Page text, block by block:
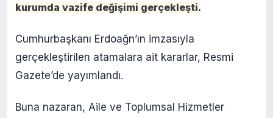
kurumda vazife değişimi gerçekleşti.
Cumhurbaşkanı Erdoağn’ın imzasıyla
gerçekleştirilen atamalara ait kararlar, Resmi
Gazete’de yayımlandı.
Buna nazaran, Aile ve Toplumsal Hizmetler